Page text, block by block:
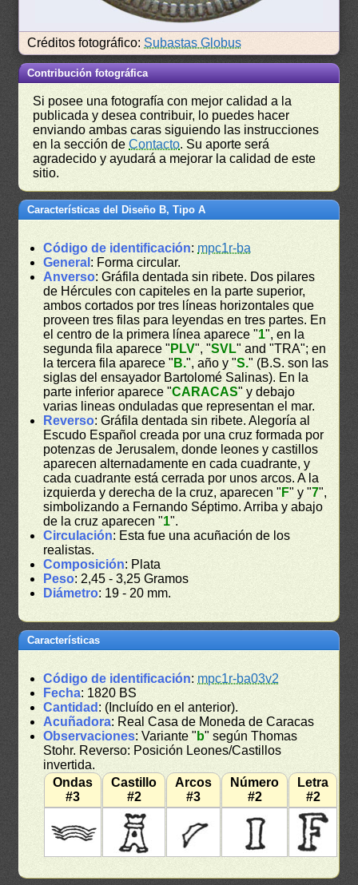
Créditos fotográfico: Subastas Globus
Contribución fotográfica
Si posee una fotografía con mejor calidad a la
publicada y desea contribuir, lo puedes hacer
enviando ambas caras siguiendo las instrucciones
en la sección deContacto. Su aporte será
agradecido y ayudará a mejorar la calidad de este
sitio.
Características del Diseño B, Tipo A
Código de identificación: mpc1r-ba
General : Forma circular.
Anverso: Gráfila dentada sin ribete. Dos pilares
de Hércules con capiteles en la parte superior,
ambos cortados por tres líneas horizontales que
proveen tres filas para leyendas en tres partes. En
el centro de la primera línea aparece "1", en la
segunda fila aparece " PLV", "SVL" and "TRA"; en
la tercera fila aparece " B.", año y "S." (B.S. son las
siglas del ensayador Bartolomé Salinas). En la
parte inferior aparece "CARACAS" y debajo
varias lineas onduladas que representan el mar.
Reverso: Gráfila dentada sin ribete. Alegoría al
Escudo Español creada por una cruz formada por
potenzas de Jerusalem, donde leones y castillos
aparecen alternadamente en cada cuadrante, y
cada cuadrante está cerrada por unos arcos. A la
izquierda y derecha de la cruz, aparecen " F" y "7",
simbolizando a Fernando Séptimo. Arriba y abajo
de la cruz aparecen "1".
Circulación: Esta fue una acuñación de los
realistas.
Composición: Plata
Peso: 2,45 - 3,25 Gramos
Diámetro: 19 - 20 mm.
Características
Código de identificación: mpc1r-ba03v2
Fecha: 1820 BS
Cantidad : (Incluído en el anterior).
Acuñadora: Real Casa de Moneda de Caracas
Observaciones: Variante " b" según Thomas
Stohr. Reverso: Posición Leones/Castillos
invertida.
Ondas
#3
Castillo
#2
Arcos
#3
Número
#2
Letra
#2